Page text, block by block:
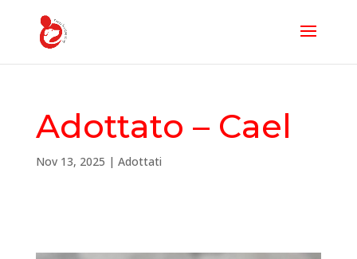
Adottato – Cael
Nov 13, 2025 | Adottati